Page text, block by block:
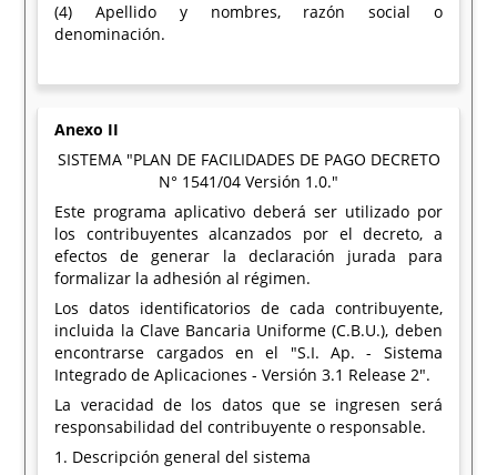
(4) Apellido y nombres, razón social o
denominación.
Anexo II
SISTEMA "PLAN DE FACILIDADES DE PAGO DECRETO
N° 1541/04 Versión 1.0."
Este programa aplicativo deberá ser utilizado por
los contribuyentes alcanzados por el decreto, a
efectos de generar la declaración jurada para
formalizar la adhesión al régimen.
Los datos identificatorios de cada contribuyente,
incluida la Clave Bancaria Uniforme (C.B.U.), deben
encontrarse cargados en el "S.I. Ap. - Sistema
Integrado de Aplicaciones - Versión 3.1 Release 2".
La veracidad de los datos que se ingresen será
responsabilidad del contribuyente o responsable.
1. Descripción general del sistema